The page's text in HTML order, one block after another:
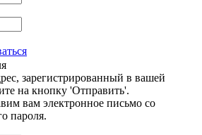
зарегистрированный в вашей
на кнопку 'Отправить'.
вам электронное письмо со
пароля.